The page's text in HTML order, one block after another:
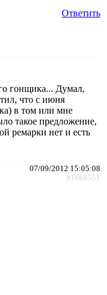
Ответить
гонщика... Думал,
что с июня
в том или мне
такое предложение,
ремарки нет и есть
07/09/2012 15:05:08
#1668551